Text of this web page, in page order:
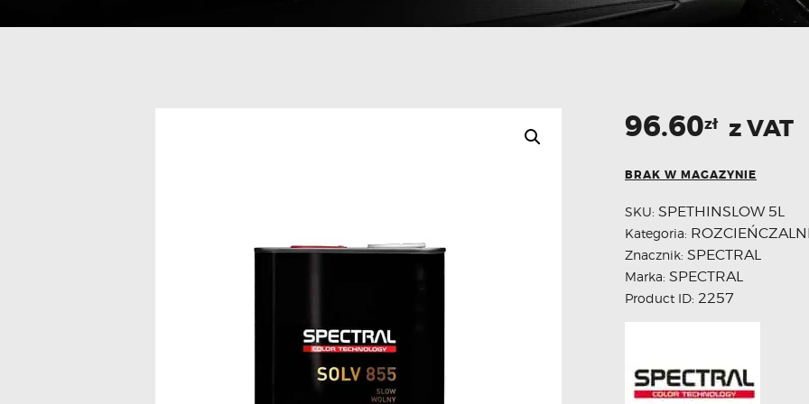
96.60zł z VAT
BRAK W MAGAZYNIE
SKU: SPETHINSLOW 5L
Kategoria:
Znacznik: SPECTRAL
Marka: SPECTRAL
Product ID: 2257